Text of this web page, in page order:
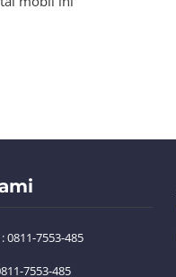
0811-7553-485
7553-485